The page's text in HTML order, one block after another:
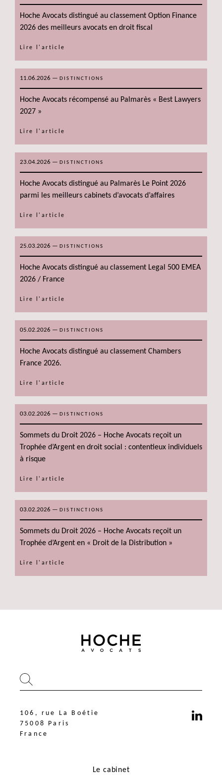
Hoche Avocats distingué au classement Option Finance
2026 des meilleurs avocats en droit fiscal
Lire l'article
11.06.2026 — DISTINCTIONS
Hoche Avocats récompensé au Palmarès « Best Lawyers
2027 »
Lire l'article
23.04.2026 — DISTINCTIONS
Hoche Avocats distingué au Palmarès Le Point 2026
parmi les meilleurs cabinets d’avocats d’affaires
Lire l'article
25.03.2026 — DISTINCTIONS
Hoche Avocats distingué au classement Legal 500 EMEA
2026 / France
Lire l'article
05.02.2026 — DISTINCTIONS
Hoche Avocats distingué au classement Chambers
France 2026.
Lire l'article
03.02.2026 — DISTINCTIONS
Sommets du Droit 2026 – Hoche Avocats reçoit un
Trophée d’Argent en droit social : contentieux individuels
à risque
Lire l'article
03.02.2026 — DISTINCTIONS
Sommets du Droit 2026 – Hoche Avocats reçoit un
Trophée d’Argent en « Droit de la Distribution »
Lire l'article
106, rue La Boétie
75008 Paris
France
Le cabinet